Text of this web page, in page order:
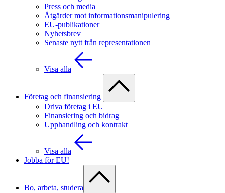
Press och media
Åtgärder mot informationsmanipulering
EU-publikationer
Nyhetsbrev
Senaste nytt från representationen
Visa alla
Företag och finansiering
Driva företag i EU
Finansiering och bidrag
Upphandling och kontrakt
Visa alla
Jobba för EU!
Bo, arbeta, studera